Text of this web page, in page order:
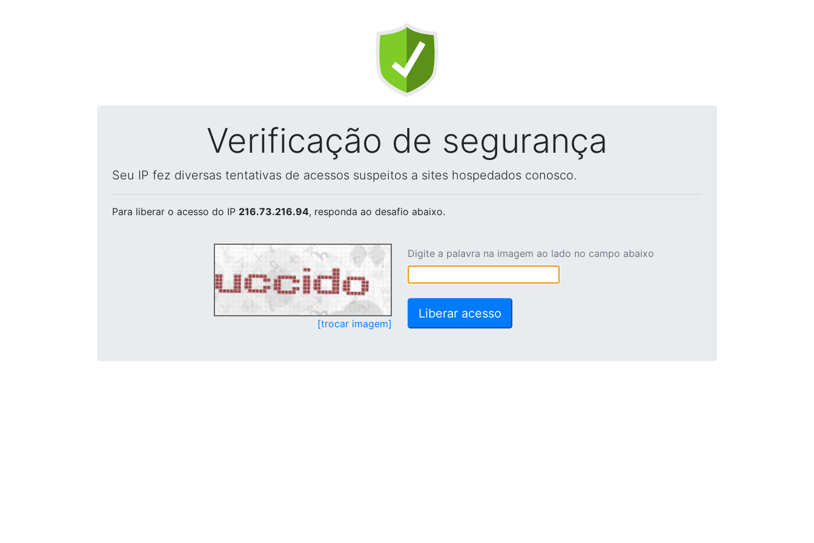
Verificação de segurança
Seu IP fez diversas tentativas de acessos suspeitos a sites hospedados conosco.
Para liberar o acesso do IP 216.73.216.94, responda ao desafio abaixo.
[trocar imagem]
Digite a palavra na imagem ao lado no campo abaixo